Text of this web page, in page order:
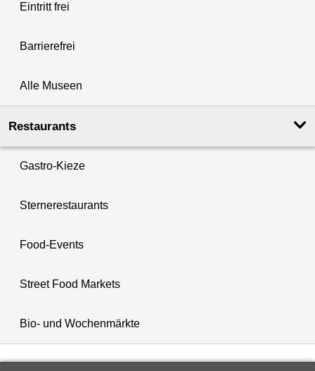
Eintritt frei
Barrierefrei
Alle Museen
Restaurants
Gastro-Kieze
Sternerestaurants
Food-Events
Street Food Markets
Bio- und Wochenmärkte